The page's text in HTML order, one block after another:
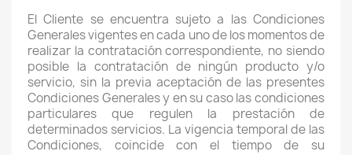
El Cliente se encuentra sujeto a las Condiciones
Generales vigentes en cada uno de los momentos de
realizar la contratación correspondiente, no siendo
posible la contratación de ningún producto y/o
servicio, sin la previa aceptación de las presentes
Condiciones Generales y en su caso las condiciones
particulares que regulen la prestación de
determinados servicios. La vigencia temporal de las
Condiciones, coincide con el tiempo de su